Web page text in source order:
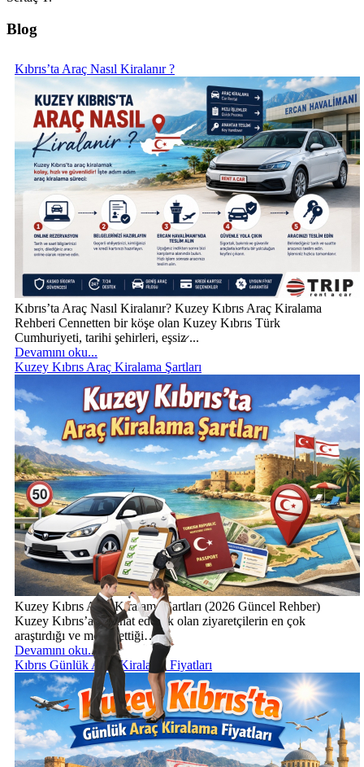
Blog
Kıbrıs’ta Araç Nasıl Kiralanır ?
Kıbrıs’ta Araç Nasıl Kiralanır? Kuzey Kıbrıs Araç Kiralama
Rehberi Cennetten bir köşe olan Kuzey Kıbrıs Türk
Cumhuriyeti, tarihi şehirleri, eşsiz̷ ...
Devamını oku...
Kuzey Kıbrıs Araç Kiralama Şartları
Kuzey Kıbrıs Araç Kiralama Şartları (2026 Güncel Rehber)
Kuzey Kıbrıs’a seyahat edecek olan ziyaretçilerin en çok
araştırdığı ve merak ettiği… ...
Devamını oku...
Kıbrıs Günlük Araç Kiralama Fiyatları